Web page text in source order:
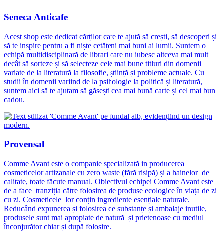
Seneca Anticafe
Acest shop este dedicat cărților care te ajută să crești, să descoperi și
să te inspire pentru a fi niște cetățeni mai buni ai lumii. Suntem o
echipă multidisciplinară de librari care nu iubesc altceva mai mult
decât să sorteze și să selecteze cele mai bune titluri din domenii
variate de la literatură la filosofie, știință și probleme actuale. Cu
studii în domenii variind de la psihologie la politică și literatură,
suntem aici să te ajutam să găsești cea mai bună carte și cel mai bun
cadou.
Provensal
Comme Avant este o companie specializată in producerea
cosmeticelor artizanale cu zero waste (fără risipă) și a hainelor de
calitate, toate făcute manual. Obiectivul echipei Comme Avant este
de a face tranziția către folosirea de produse ecologice în viața de zi
cu zi. Cosmeticele lor conțin ingrediente esențiale naturale.
Reducând expunerea și folosirea de substanțe și ambalaje inutile,
produsele sunt mai apropiate de natură și prietenoase cu mediul
înconjurător chiar și după folosire.